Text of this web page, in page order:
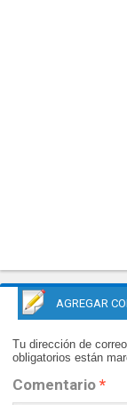
AGREGAR
Tu dirección de
obligatorios están
Comentario *